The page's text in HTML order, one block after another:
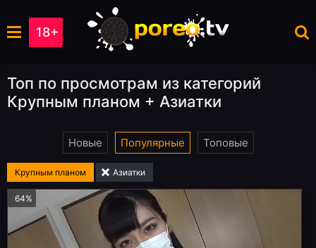
18+
Топ по просмотрам из категорий
Крупным планом + Азиатки
Новые Популярные Топовые
Крупным планом Азиатки
64%